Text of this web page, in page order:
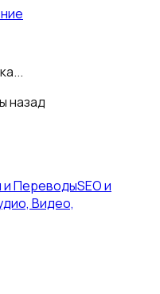
назад
и ПереводыSEO и
Видео,